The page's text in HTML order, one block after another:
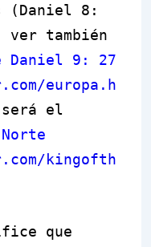
(Daniel 8:
también
Daniel 9: 27
europa.h
el
kingofth
que